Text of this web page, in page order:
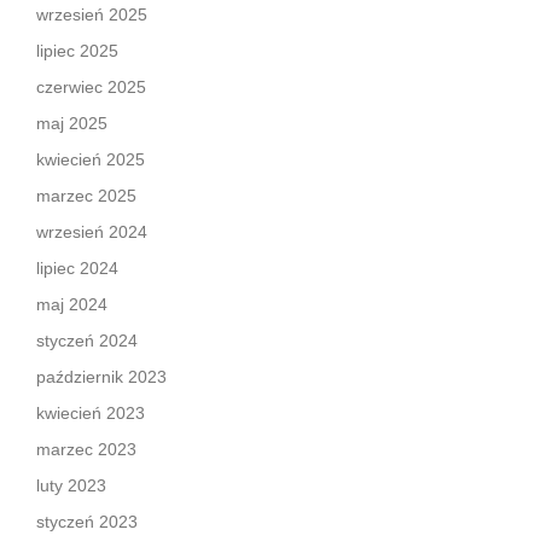
wrzesień 2025
lipiec 2025
czerwiec 2025
maj 2025
kwiecień 2025
marzec 2025
wrzesień 2024
lipiec 2024
maj 2024
styczeń 2024
październik 2023
kwiecień 2023
marzec 2023
luty 2023
styczeń 2023